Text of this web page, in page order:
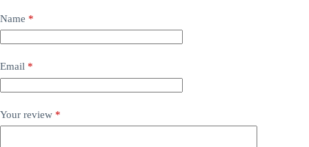
Name *
Email *
Your review *